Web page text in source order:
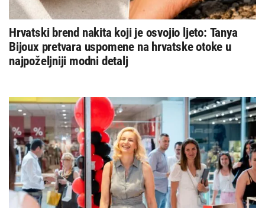
Hrvatski brend nakita koji je osvojio ljeto: Tanya
Bijoux pretvara uspomene na hrvatske otoke u
najpoželjniji modni detalj